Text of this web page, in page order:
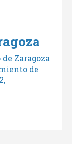
Zaragoza
de